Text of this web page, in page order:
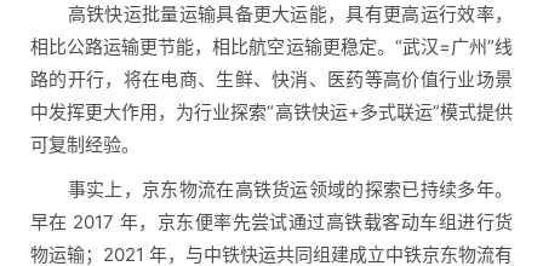
高铁快运批量运输具备更大运能，具有更高运行效率，
相比公路运输更节能，相比航空运输更稳定。“武汉=广州”线
路的开行，将在电商、生鲜、快消、医药等高价值行业场景
中发挥更大作用，为行业探索“高铁快运+多式联运”模式提供
可复制经验。
事实上，京东物流在高铁货运领域的探索已持续多年。
早在 2017 年，京东便率先尝试通过高铁载客动车组进行货
物运输；2021 年，与中铁快运共同组建成立中铁京东物流有